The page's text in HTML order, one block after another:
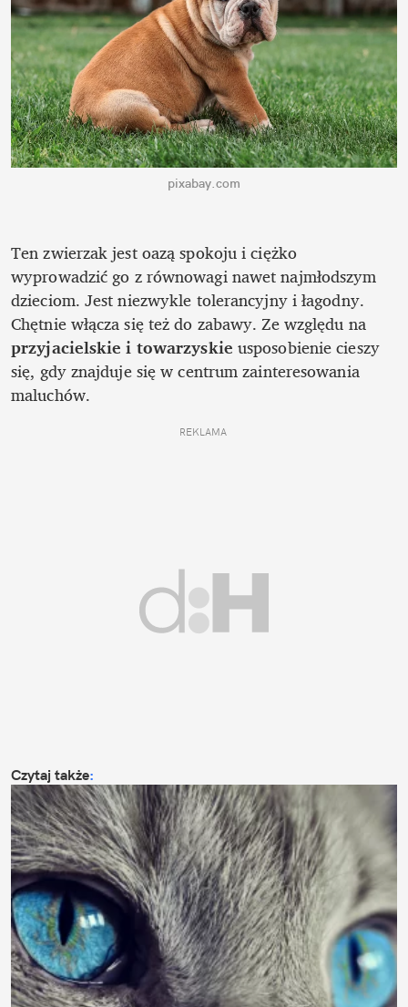
pixabay.com
Ten zwierzak jest oazą spokoju i ciężko
wyprowadzić go z równowagi nawet najmłodszym
dzieciom. Jest niezwykle tolerancyjny i łagodny.
Chętnie włącza się też do zabawy. Ze względu na
przyjacielskie i towarzyskie usposobienie cieszy
się, gdy znajduje się w centrum zainteresowania
maluchów.
REKLAMA
Czytaj także: